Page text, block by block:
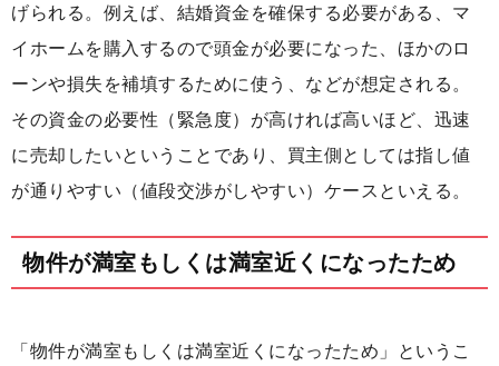
げられる。例えば、結婚資金を確保する必要がある、マ
イホームを購入するので頭金が必要になった、ほかのロ
ーンや損失を補填するために使う、などが想定される。
その資金の必要性（緊急度）が高ければ高いほど、迅速
に売却したいということであり、買主側としては指し値
が通りやすい（値段交渉がしやすい）ケースといえる。
物件が満室もしくは満室近くになったため
「物件が満室もしくは満室近くになったため」というこ